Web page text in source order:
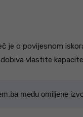
je o povijesnom
vlastite
među omiljene